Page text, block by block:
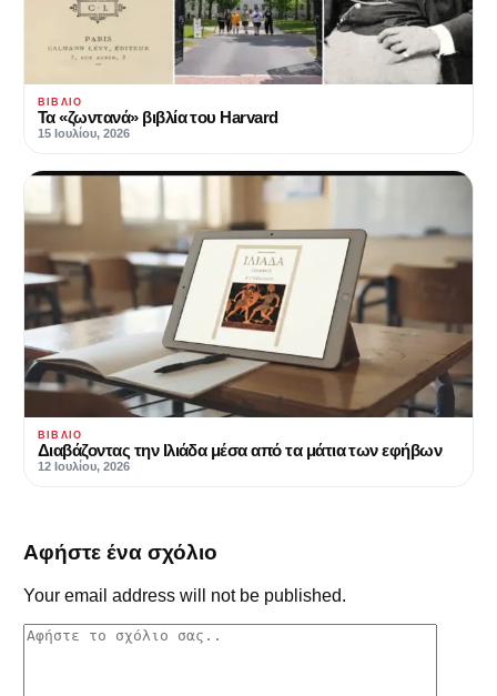
ΒΙΒΛΊΟ
Τα «ζωντανά» βιβλία του Harvard
15 Ιουλίου, 2026
ΒΙΒΛΊΟ
Διαβάζοντας την Ιλιάδα μέσα από τα μάτια των εφήβων
12 Ιουλίου, 2026
Αφήστε ένα σχόλιο
Your email address will not be published.